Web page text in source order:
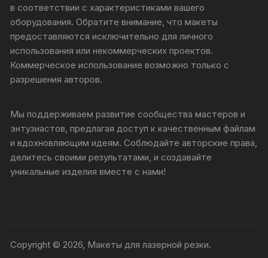
в соответствии с характеристиками вашего
оборудования. Обратите внимание, что макеты
предоставляются исключительно для личного
использования или некоммерческих проектов.
Коммерческое использование возможно только с
разрешения авторов.
Мы поддерживаем развитие сообщества мастеров и
энтузиастов, предлагая доступ к качественным файлам
и вдохновляющим идеям. Соблюдайте авторские права,
делитесь своими результатами, и создавайте
уникальные изделия вместе с нами!
Copyright © 2026, Макеты для лазерной резки.